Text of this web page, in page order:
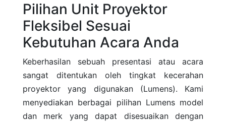
Pilihan Unit Proyektor
Fleksibel Sesuai
Kebutuhan Acara Anda
Keberhasilan sebuah presentasi atau acara
sangat ditentukan oleh tingkat kecerahan
proyektor yang digunakan (Lumens). Kami
menyediakan berbagai pilihan Lumens model
dan merk yang dapat disesuaikan dengan